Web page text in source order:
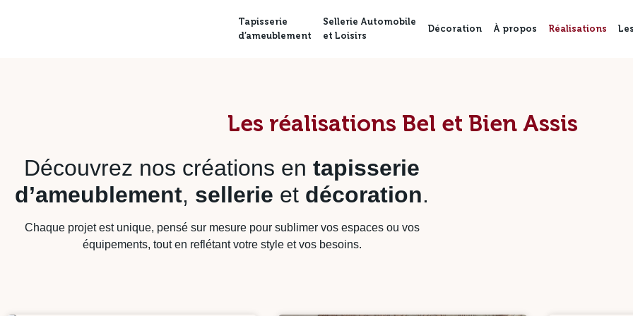
Tapisserie
d’ameublement
Sellerie Automobile
et Loisirs
Décoration À propos Réalisations
Les réalisations Bel et Bien Assis
Découvrez nos créations en tapisserie
d’ameublement, sellerie et décoration.
Chaque projet est unique, pensé sur mesure pour sublimer vos espaces ou vos
équipements, tout en reflétant votre style et vos besoins.